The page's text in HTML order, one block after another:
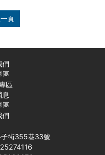
頁
子街355巷33號
們
區
區
息
區
們